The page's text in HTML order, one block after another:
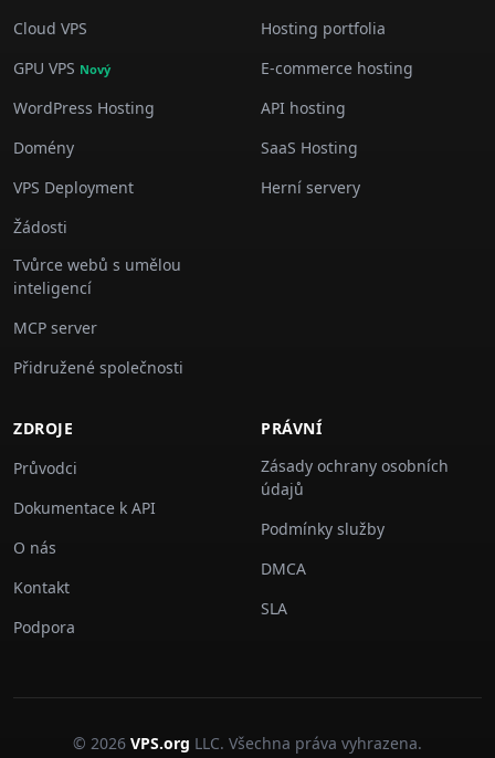
Cloud VPS
GPU VPS Nový
WordPress Hosting
Domény
VPS Deployment
Žádosti
Tvůrce webů s umělou
inteligencí
MCP server
Přidružené společnosti
Hosting portfolia
E-commerce hosting
API hosting
SaaS Hosting
Herní servery
ZDROJE
Průvodci
Dokumentace k API
O nás
Kontakt
Podpora
PRÁVNÍ
Zásady ochrany osobních
údajů
Podmínky služby
DMCA
SLA
© 2026 VPS.org LLC. Všechna práva vyhrazena.